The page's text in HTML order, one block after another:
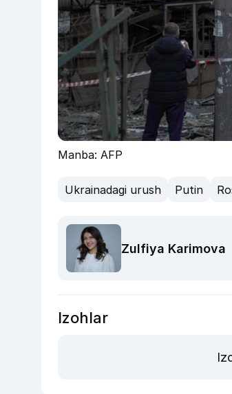
Manba: AFP
Ukrainadagi urush Putin
Zulfiya Karimova
Izohlar